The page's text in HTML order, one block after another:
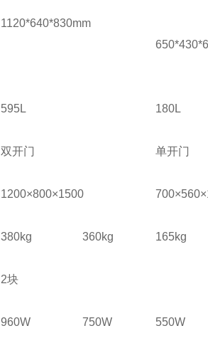
1120*640*830mm
595L 180L
双开门 单开门
1200×800×1500
380kg 360kg 165kg
2块
960W 750W 550W